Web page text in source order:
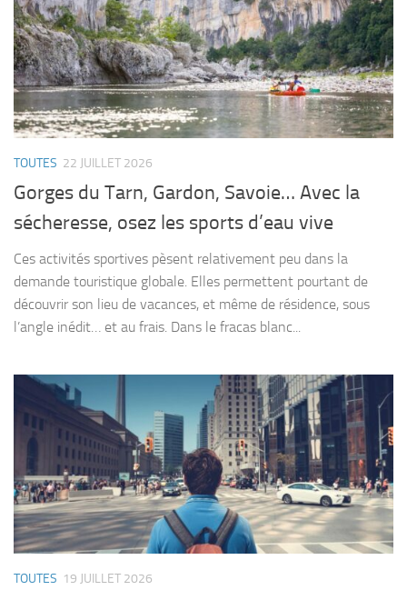
TOUTES 22 JUILLET 2026
Gorges du Tarn, Gardon, Savoie… Avec la
sécheresse, osez les sports d’eau vive
Ces activités sportives pèsent relativement peu dans la
demande touristique globale. Elles permettent pourtant de
découvrir son lieu de vacances, et même de résidence, sous
l’angle inédit… et au frais. Dans le fracas blanc...
TOUTES 19 JUILLET 2026